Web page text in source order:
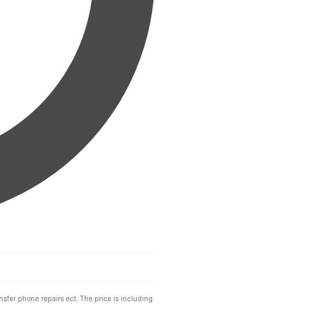
phone repairs ect. The price is including